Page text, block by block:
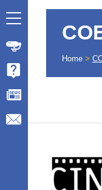
Home >